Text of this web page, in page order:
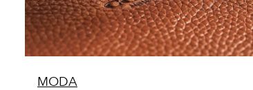
MODA